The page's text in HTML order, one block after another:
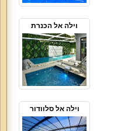
וילה אל הכנרת
וילה אל סלוודור